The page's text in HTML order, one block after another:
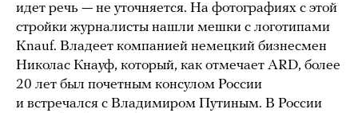
идет речь — не уточняется. На фотографиях с этой
стройки журналисты нашли мешки с логотипами
Knauf. Владеет компанией немецкий бизнесмен
Николас Кнауф, который, как отмечает ARD, более
20 лет был почетным консулом России
и встречался с Владимиром Путиным. В России